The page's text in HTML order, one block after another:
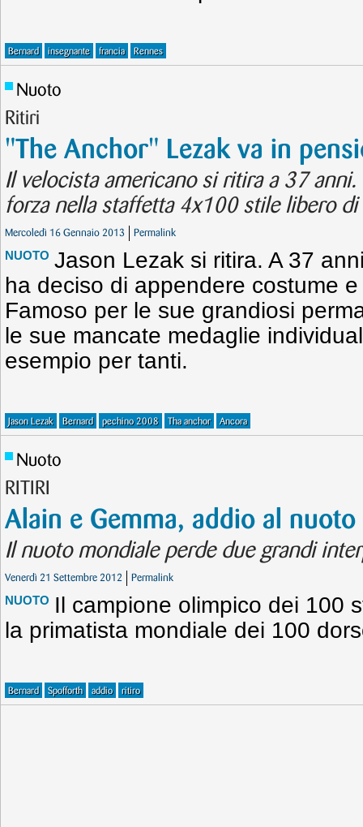
Bernard insegnante francia Rennes
Nuoto
Ritiri
"The Anchor" Lezak va in
Il velocista americano si ritira a 37
forza nella staffetta 4x100 stile libero
Mercoledì 16 Gennaio 2013 Permalink
NUOTO Jason Lezak si ritira. A 37
ha deciso di appendere costume
Famoso per le sue grandiosi
le sue mancate medaglie
esempio per tanti.
Jason Lezak Bernard pechino 2008 Tha anchor Ancora
Nuoto
RITIRI
Alain e Gemma, addio al nuoto
Il nuoto mondiale perde due grandi
Venerdì 21 Settembre 2012 Permalink
NUOTO Il campione olimpico dei 100
la primatista mondiale dei 100
Bernard Spofforth addio ritiro